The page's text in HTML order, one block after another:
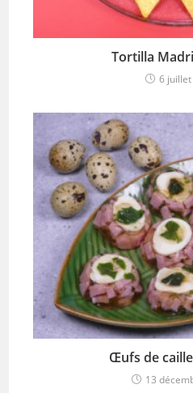
Tortilla
6 juillet
Œufs de
13